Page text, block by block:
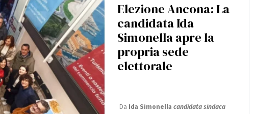
Elezione Ancona: La
candidata Ida
Simonella apre la
propria sede
elettorale
Da Ida Simonella candidata sindaca